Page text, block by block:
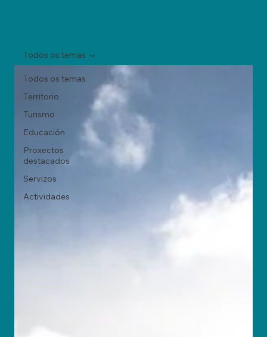
Todos os temas
Territorio
Turismo
Educación
Proxectos
destacados
Servizos
Actividades
Todos os temas